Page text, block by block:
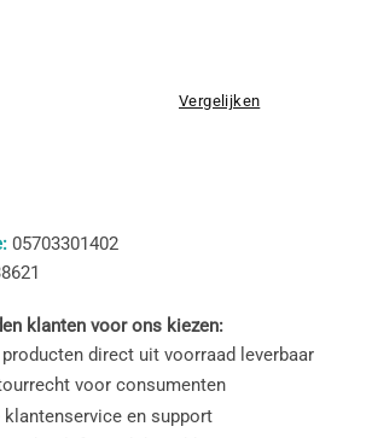
Vergelijken
05703301402
klanten voor ons kiezen:
producten direct uit voorraad leverbaar
voor consumenten
en support